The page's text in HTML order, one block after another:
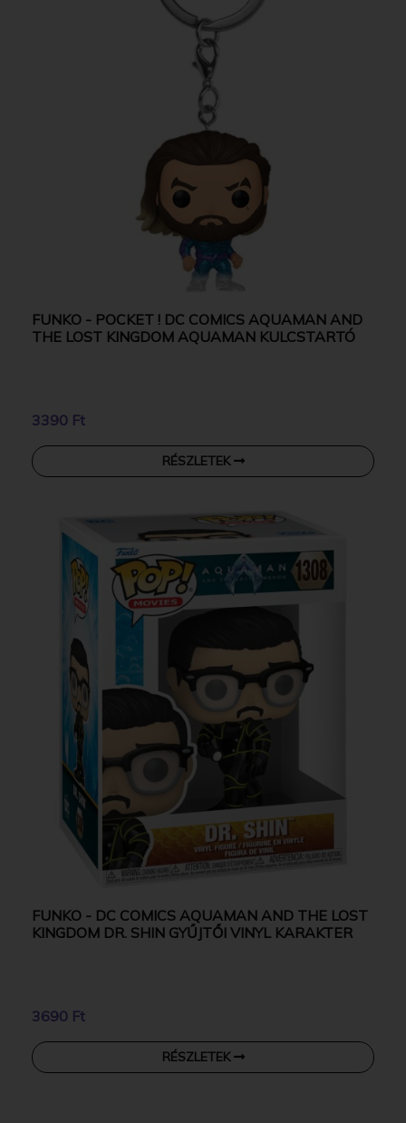
FUNKO - POCKET ! DC COMICS AQUAMAN AND
THE LOST KINGDOM AQUAMAN KULCSTARTÓ
3390 Ft
RÉSZLETEK
FUNKO - DC COMICS AQUAMAN AND THE LOST
KINGDOM DR. SHIN GYŰJTŐI VINYL KARAKTER
3690 Ft
RÉSZLETEK